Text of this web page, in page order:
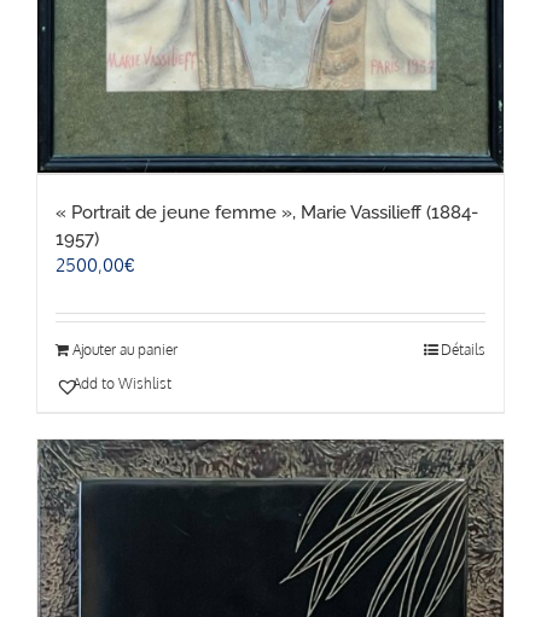
« Portrait de jeune femme », Marie Vassilieff (1884-
1957)
2500,00€
Ajouter au panier
Détails
Add to Wishlist